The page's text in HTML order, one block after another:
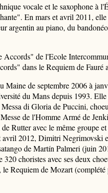
vocale et le saxophone à
En mars et avril 2011,
argentin au piano, du
de l'Ecole
dans le Requiem de Fauré
de septembre 2006 à
du Mans depuis 1993.
di Gloria de Puccini,
de l'Homme Armé de
Rutter avec le même groupe
2012, Dimitri Negrimovski
de Martín Palmeri (juin
choristes avec ses deux
Requiem de Mozart